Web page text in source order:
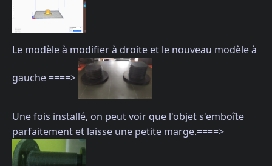
Le modèle à modifier à droite et le nouveau modèle à
gauche ====>
Une fois installé, on peut voir que l'objet s'emboîte
parfaitement et laisse une petite marge.====>